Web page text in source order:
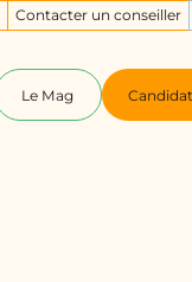
Le Mag
Contacter un conseiller